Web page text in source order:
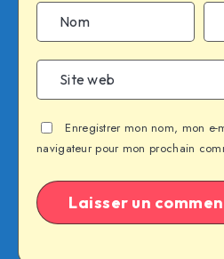
Enregistrer mon nom, mon
navigateur pour mon prochain